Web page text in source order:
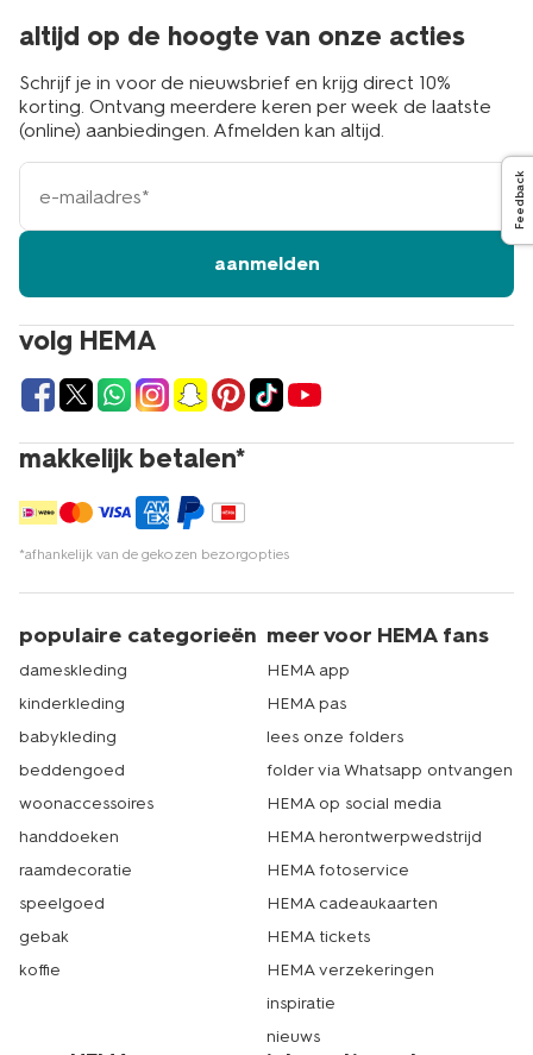
volg HEMA
makkelijk betalen*
*afhankelijk van de gekozen bezorgopties
altijd op de hoogte van onze acties
Schrijf je in voor de nieuwsbrief en krijg direct 10%
korting. Ontvang meerdere keren per week de laatste
(online) aanbiedingen. Afmelden kan altijd.
e-
mailadres
aanmelden
populaire categorieën
dameskleding
kinderkleding
babykleding
beddengoed
woonaccessoires
handdoeken
raamdecoratie
speelgoed
gebak
koffie
meer voor HEMA fans
HEMA app
HEMA pas
lees onze folders
folder via Whatsapp ontvangen
HEMA op social media
HEMA herontwerpwedstrijd
HEMA fotoservice
HEMA cadeaukaarten
HEMA tickets
HEMA verzekeringen
inspiratie
nieuws
Feedback